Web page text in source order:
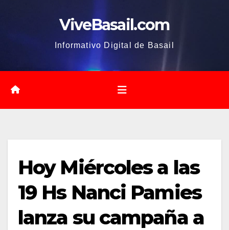
ViveBasail.com
Informativo Digital de Basail
Hoy Miércoles a las
19 Hs Nanci Pamies
lanza su campaña a